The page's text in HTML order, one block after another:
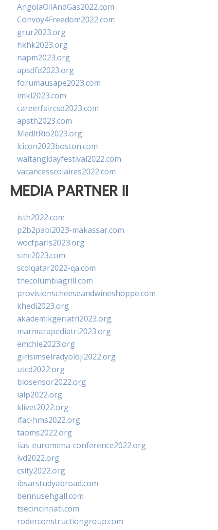
AngolaOilAndGas2022.com
Convoy4Freedom2022.com
grur2023.org
hkhk2023.org
napm2023.org
apsdfd2023.org
forumausape2023.com
imkl2023.com
careerfaircsd2023.com
apsth2023.com
MedItRio2023.org
lcicon2023boston.com
waitangidayfestival2022.com
vacancesscolaires2022.com
MEDIA PARTNER II
isth2022.com
p2b2pabi2023-makassar.com
wocfparis2023.org
sinc2023.com
scdlqatar2022-qa.com
thecolumbiagrill.com
provisionscheeseandwineshoppe.com
khedi2023.org
akademikgeriatri2023.org
marmarapediatri2023.org
emchie2023.org
girisimselradyoloji2022.org
utcd2022.org
biosensor2022.org
ialp2022.org
klivet2022.org
ifac-hms2022.org
taoms2022.org
iias-euromena-conference2022.org
ivd2022.org
csity2022.org
ibsarstudyabroad.com
bennusehgall.com
tsecincinnati.com
roderconstructiongroup.com